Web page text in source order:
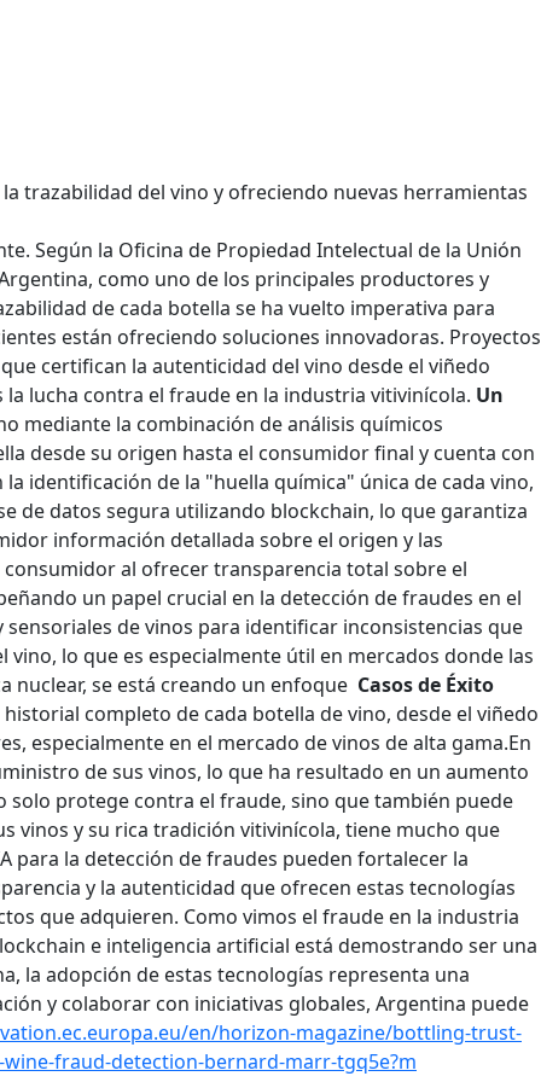
trazabilidad del vino y ofreciendo nuevas herramientas
Según la Oficina de Propiedad Intelectual de la Unión
como uno de los principales productores y
de cada botella se ha vuelto imperativa para
están ofreciendo soluciones innovadoras. Proyectos
certifican la autenticidad del vino desde el viñedo
lucha contra el fraude en la industria vitivinícola. Un
mediante la combinación de análisis químicos
desde su origen hasta el consumidor final y cuenta con
la identificación de la "huella química" única de cada vino,
de datos segura utilizando blockchain, lo que garantiza
información detallada sobre el origen y las
al ofrecer transparencia total sobre el
un papel crucial en la detección de fraudes en el
de vinos para identificar inconsistencias que
lo que es especialmente útil en mercados donde las
nuclear, se está creando un enfoque Casos de Éxito
completo de cada botella de vino, desde el viñedo
especialmente en el mercado de vinos de alta gama.​En
de sus vinos, lo que ha resultado en un aumento
solo protege contra el fraude, sino que también puede
vinos y su rica tradición vitivinícola, tiene mucho que
para la detección de fraudes pueden fortalecer la
y la autenticidad que ofrecen estas tecnologías
que adquieren. Como vimos el fraude en la industria
e inteligencia artificial está demostrando ser una
la adopción de estas tecnologías representa una
y colaborar con iniciativas globales, Argentina puede
en/horizon-magazine/bottling-trust-
fraud-detection-bernard-marr-tgq5e?m